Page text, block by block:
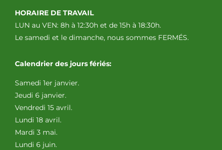
HORAIRE DE TRAVAIL
LUN au VEN: 8h à 12:30h et de 15h à 18:30h.
Le samedi et le dimanche, nous sommes FERMÉS.
Calendrier des jours fériés:
Samedi 1er janvier.
Jeudi 6 janvier.
Vendredi 15 avril.
Lundi 18 avril.
Mardi 3 mai.
Lundi 6 juin.